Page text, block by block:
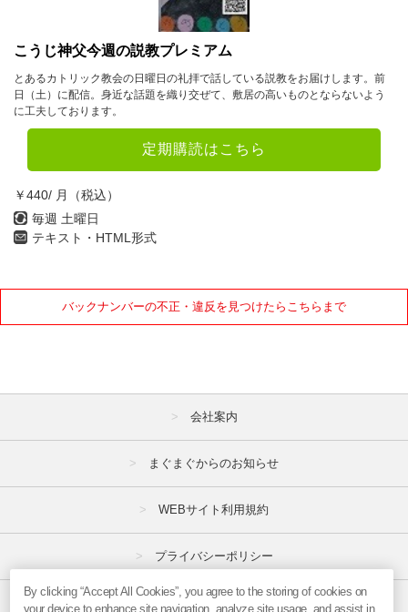
こうじ神父今週の説教プレミアム
とあるカトリック教会の日曜日の礼拝で話している説教をお届けします。前
日（土）に配信。身近な話題を織り交ぜて、敷居の高いものとならないよう
に工夫しております。
定期購読はこちら
￥440/ 月（税込）
毎週 土曜日
テキスト・HTML形式
バックナンバーの不正・違反を見つけたらこちらまで
会社案内
まぐまぐからのお知らせ
WEBサイト利用規約
プライバシーポリシー
特定商取引法
By clicking “Accept All Cookies”, you agree to the storing of cookies on
your device to enhance site navigation, analyze site usage, and assist in